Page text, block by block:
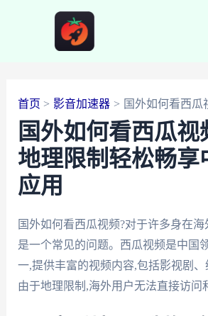
首页 影音加速器 国外如何看西瓜
国外如何看西瓜视
地理限制轻松畅享
应用
国外如何看西瓜视频?对于许多身在
是一个常见的问题。西瓜视频是中国
一,提供丰富的视频内容,包括影视剧
由于地理限制,海外用户无法直接访问